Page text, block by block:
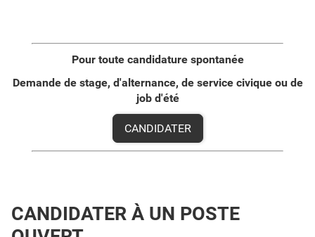
Pour toute candidature spontanée
Demande de stage, d'alternance, de service civique ou de
job d'été
CANDIDATER
CANDIDATER À UN POSTE